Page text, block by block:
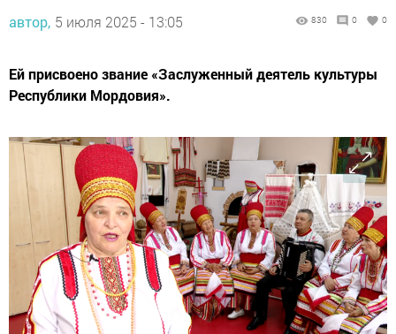
автор, 5 июля 2025 - 13:05 830 0 0
Ей присвоено звание «Заслуженный деятель культуры
Республики Мордовия».